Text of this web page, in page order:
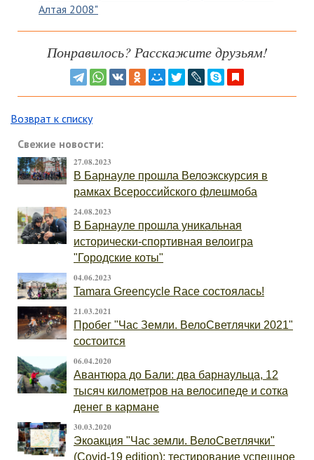
Алтая 2008"
Понравилось? Расскажите друзьям!
Возврат к списку
Свежие новости:
27.08.2023
В Барнауле прошла Велоэкскурсия в
рамках Всероссийского флешмоба
24.08.2023
В Барнауле прошла уникальная
исторически-спортивная велоигра
"Городские коты"
04.06.2023
Tamara Greencycle Race состоялась!
21.03.2021
Пробег "Час Земли. ВелоСветлячки 2021"
состоится
06.04.2020
Авантюра до Бали: два барнаульца, 12
тысяч километров на велосипеде и сотка
денег в кармане
30.03.2020
Экоакция "Час земли. ВелоСветлячки"
(Covid-19 edition): тестирование успешное